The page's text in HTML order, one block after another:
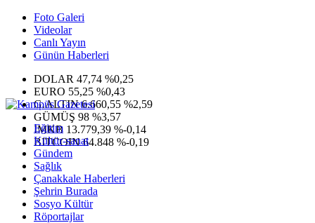
Foto Galeri
Videolar
Canlı Yayın
Günün Haberleri
DOLAR 47,74 %0,25
EURO 55,25 %0,43
G.ALTIN6.660,55 %2,59
GÜMÜŞ 98 %3,57
IMKB 13.779,39 %-0,14
BITCOIN64.848 %-0,19
Eğitim
Kültür-sanat
Gündem
Sağlık
Çanakkale Haberleri
Şehrin Burada
Sosyo Kültür
Röportajlar